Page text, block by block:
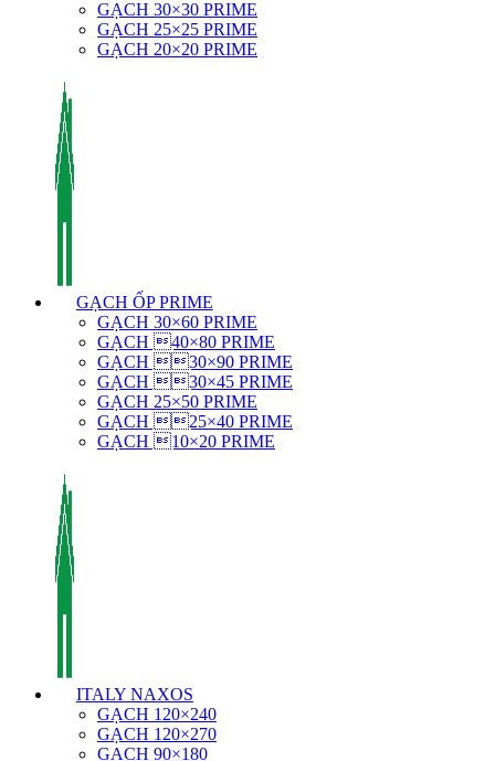
GẠCH 30×30 PRIME
GẠCH 25×25 PRIME
GẠCH 20×20 PRIME
GẠCH ỐP PRIME
GẠCH 30×60 PRIME
GẠCH 40×80 PRIME
GẠCH 30×90 PRIME
GẠCH 30×45 PRIME
GẠCH 25×50 PRIME
GẠCH 25×40 PRIME
GẠCH 10×20 PRIME
ITALY NAXOS
GẠCH 120×240
GẠCH 120×270
GẠCH 90×180